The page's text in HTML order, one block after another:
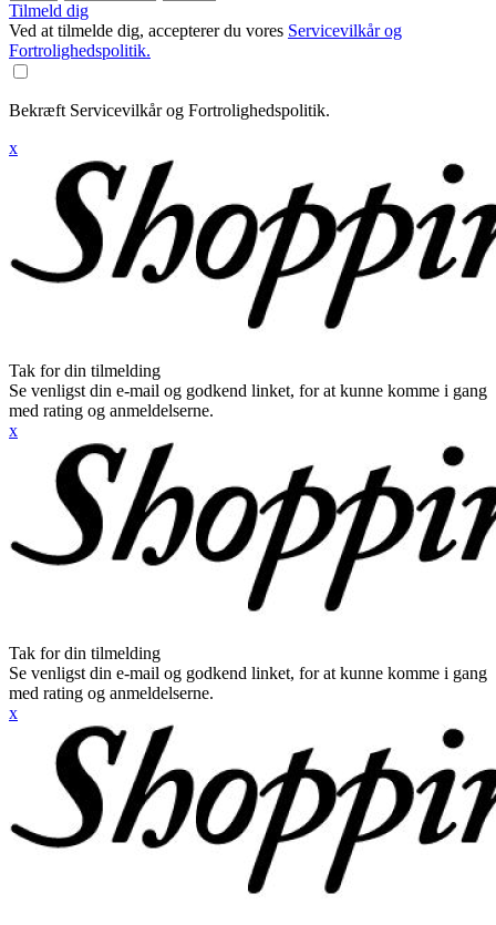
Tilmeld dig
Ved at tilmelde dig, accepterer du vores Servicevilkår og
Fortrolighedspolitik.
Bekræft Servicevilkår og Fortrolighedspolitik.
x
Tak for din tilmelding
Se venligst din e-mail og godkend linket, for at kunne komme i gang
med rating og anmeldelserne.
x
Tak for din tilmelding
Se venligst din e-mail og godkend linket, for at kunne komme i gang
med rating og anmeldelserne.
x